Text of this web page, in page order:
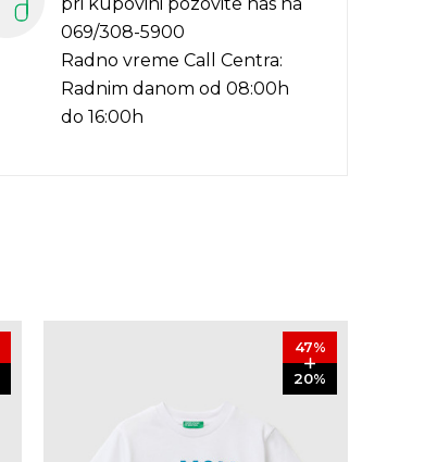
069/308-5900
Radno vreme Call Centra:
Radnim danom od 08:00h
do 16:00h
47%
20%